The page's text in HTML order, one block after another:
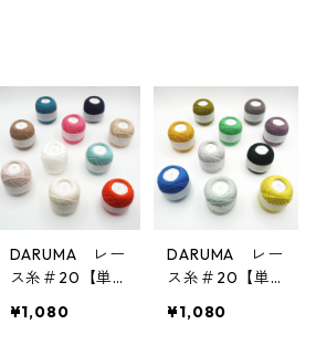
DARUMA レー
ス糸＃20【単
¥1,080
DARUMA レー
ス糸＃20【単
¥1,080